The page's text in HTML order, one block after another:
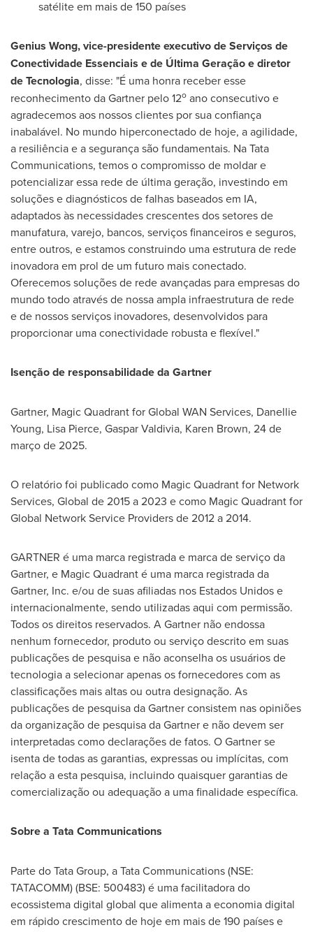
satélite em mais de 150 países
Genius Wong, vice-presidente executivo de Serviços de
Conectividade Essenciais e de Última Geração e diretor
de Tecnologia, disse: "É uma honra receber esse
reconhecimento da Gartner pelo 12o ano consecutivo e
agradecemos aos nossos clientes por sua confiança
inabalável. No mundo hiperconectado de hoje, a agilidade,
a resiliência e a segurança são fundamentais. Na Tata
Communications, temos o compromisso de moldar e
potencializar essa rede de última geração, investindo em
soluções e diagnósticos de falhas baseados em IA,
adaptados às necessidades crescentes dos setores de
manufatura, varejo, bancos, serviços financeiros e seguros,
entre outros, e estamos construindo uma estrutura de rede
inovadora em prol de um futuro mais conectado.
Oferecemos soluções de rede avançadas para empresas do
mundo todo através de nossa ampla infraestrutura de rede
e de nossos serviços inovadores, desenvolvidos para
proporcionar uma conectividade robusta e flexível."
Isenção de responsabilidade da Gartner
Gartner, Magic Quadrant for Global WAN Services, Danellie
Young, Lisa Pierce, Gaspar Valdivia, Karen Brown, 24 de
março de 2025.
O relatório foi publicado como Magic Quadrant for Network
Services, Global de 2015 a 2023 e como Magic Quadrant for
Global Network Service Providers de 2012 a 2014.
GARTNER é uma marca registrada e marca de serviço da
Gartner, e Magic Quadrant é uma marca registrada da
Gartner, Inc. e/ou de suas afiliadas nos Estados Unidos e
internacionalmente, sendo utilizadas aqui com permissão.
Todos os direitos reservados. A Gartner não endossa
nenhum fornecedor, produto ou serviço descrito em suas
publicações de pesquisa e não aconselha os usuários de
tecnologia a selecionar apenas os fornecedores com as
classificações mais altas ou outra designação. As
publicações de pesquisa da Gartner consistem nas opiniões
da organização de pesquisa da Gartner e não devem ser
interpretadas como declarações de fatos. O Gartner se
isenta de todas as garantias, expressas ou implícitas, com
relação a esta pesquisa, incluindo quaisquer garantias de
comercialização ou adequação a uma finalidade específica.
Sobre a Tata Communications
Parte do Tata Group, a Tata Communications (NSE:
TATACOMM) (BSE: 500483) é uma facilitadora do
ecossistema digital global que alimenta a economia digital
em rápido crescimento de hoje em mais de 190 países e